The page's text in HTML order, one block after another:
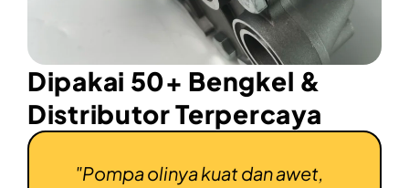
Dipakai 50+ Bengkel &
Distributor Terpercaya
"Pompa olinya kuat dan awet,